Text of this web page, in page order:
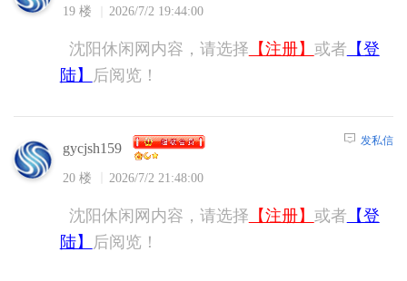
19 楼 2026/7/2 19:44:00
沈阳休闲网内容，请选择 【注册】 或者 【登
陆】
后阅览！
gycjsh159
20 楼 2026/7/2 21:48:00
发私信
沈阳休闲网内容，请选择 【注册】 或者 【登
陆】
后阅览！